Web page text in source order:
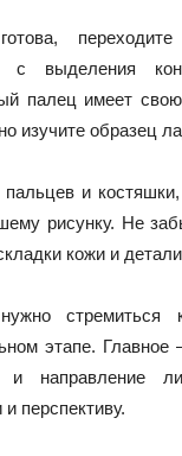
с выделения
палец имеет
изучите образец
и
рисунку. Не
кожи и детали
стремиться
этапе.
и направление
перспективу.